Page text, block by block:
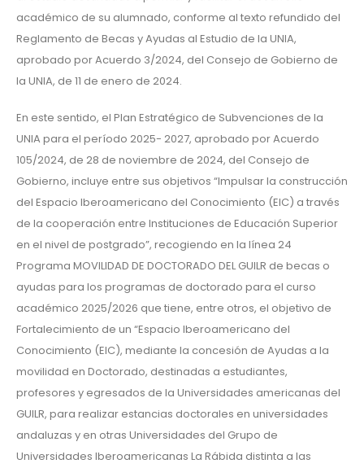
académico de su alumnado, conforme al texto refundido del
Reglamento de Becas y Ayudas al Estudio de la UNIA,
aprobado por Acuerdo 3/2024, del Consejo de Gobierno de
la UNIA, de 11 de enero de 2024.
En este sentido, el Plan Estratégico de Subvenciones de la
UNIA para el período 2025- 2027, aprobado por Acuerdo
105/2024, de 28 de noviembre de 2024, del Consejo de
Gobierno, incluye entre sus objetivos “Impulsar la construcción
del Espacio Iberoamericano del Conocimiento (EIC) a través
de la cooperación entre Instituciones de Educación Superior
en el nivel de postgrado”, recogiendo en la línea 24
Programa MOVILIDAD DE DOCTORADO DEL GUILR de becas o
ayudas para los programas de doctorado para el curso
académico 2025/2026 que tiene, entre otros, el objetivo de
Fortalecimiento de un “Espacio Iberoamericano del
Conocimiento (EIC), mediante la concesión de Ayudas a la
movilidad en Doctorado, destinadas a estudiantes,
profesores y egresados de la Universidades americanas del
GUILR, para realizar estancias doctorales en universidades
andaluzas y en otras Universidades del Grupo de
Universidades Iberoamericanas La Rábida distinta a las